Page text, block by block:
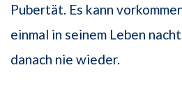
Pubertät. Es kann
einmal in seinem Leben
danach nie wieder.